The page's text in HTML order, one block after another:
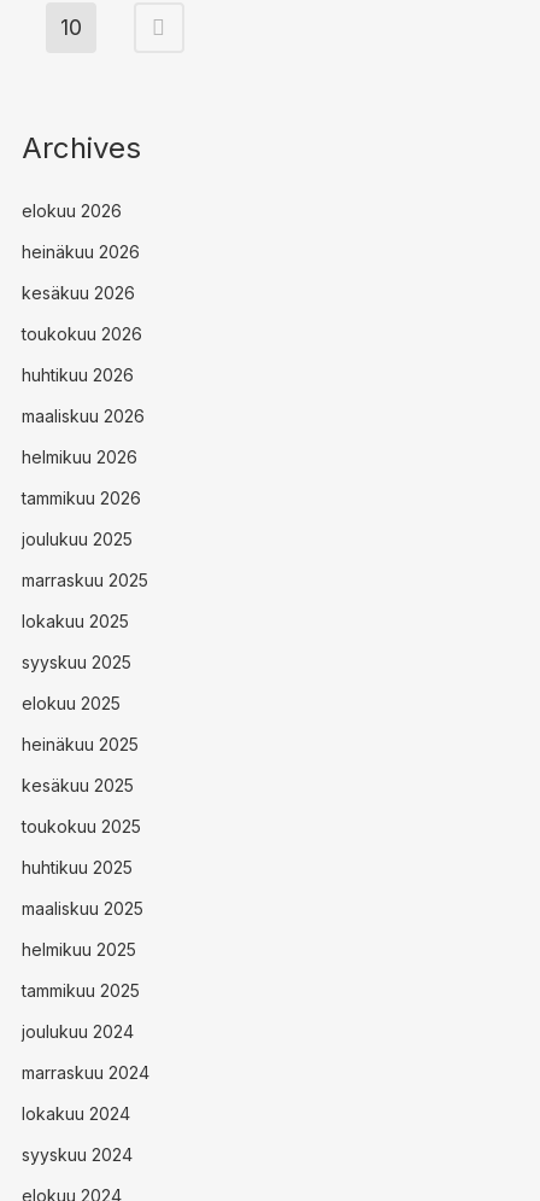
10
Archives
elokuu 2026
heinäkuu 2026
kesäkuu 2026
toukokuu 2026
huhtikuu 2026
maaliskuu 2026
helmikuu 2026
tammikuu 2026
joulukuu 2025
marraskuu 2025
lokakuu 2025
syyskuu 2025
elokuu 2025
heinäkuu 2025
kesäkuu 2025
toukokuu 2025
huhtikuu 2025
maaliskuu 2025
helmikuu 2025
tammikuu 2025
joulukuu 2024
marraskuu 2024
lokakuu 2024
syyskuu 2024
elokuu 2024